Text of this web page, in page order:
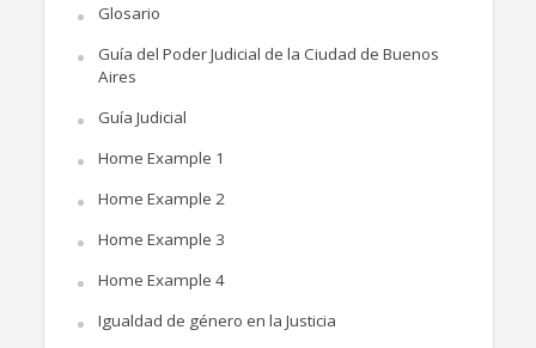
Glosario
Guía del Poder Judicial de la Ciudad de Buenos
Aires
Guía Judicial
Home Example 1
Home Example 2
Home Example 3
Home Example 4
Igualdad de género en la Justicia